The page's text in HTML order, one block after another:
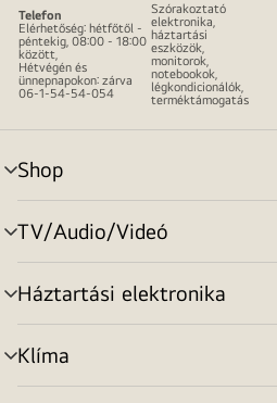
Telefon
Elérhetőség: hétfőtől -
péntekig, 08:00 - 18:00
között,
Hétvégén és
ünnepnapokon: zárva
06-1-54-54-054
Szórakoztató
elektronika,
háztartási
eszközök,
monitorok,
notebookok,
légkondicionálók,
terméktámogatás
Shop
menu
toggle
TV/Audio/Videó
menu
toggle
Háztartási elektronika
menu
toggle
Klíma
menu
toggle